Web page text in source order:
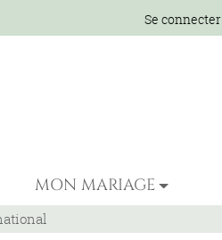
Se connecter
MON MARIAGE